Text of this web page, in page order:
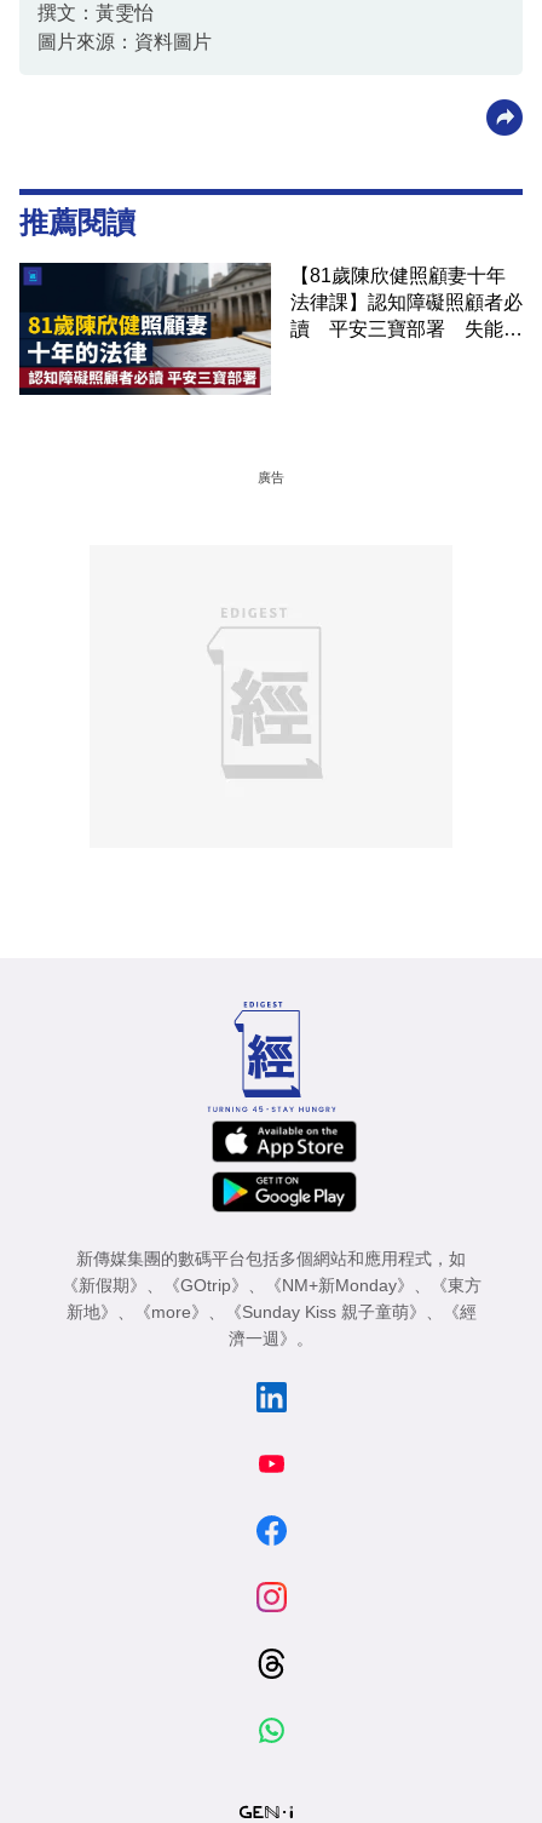
撰文：黃雯怡
圖片來源：資料圖片
推薦閱讀
【81歲陳欣健照顧妻十年
法律課】認知障礙照顧者必
讀 平安三寶部署 失能前
廣告
新傳媒集團的數碼平台包括多個網站和應用程式，如
《新假期》
《GOtrip》 《NM+新Monday》
《東方
新地》
《more》 《Sunday Kiss 親子童萌》
《經
濟一週》
。